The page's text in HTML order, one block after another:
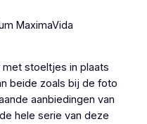
MaximaVida
met stoeltjes in plaats
beide zoals bij de foto
aanbiedingen van
hele serie van deze